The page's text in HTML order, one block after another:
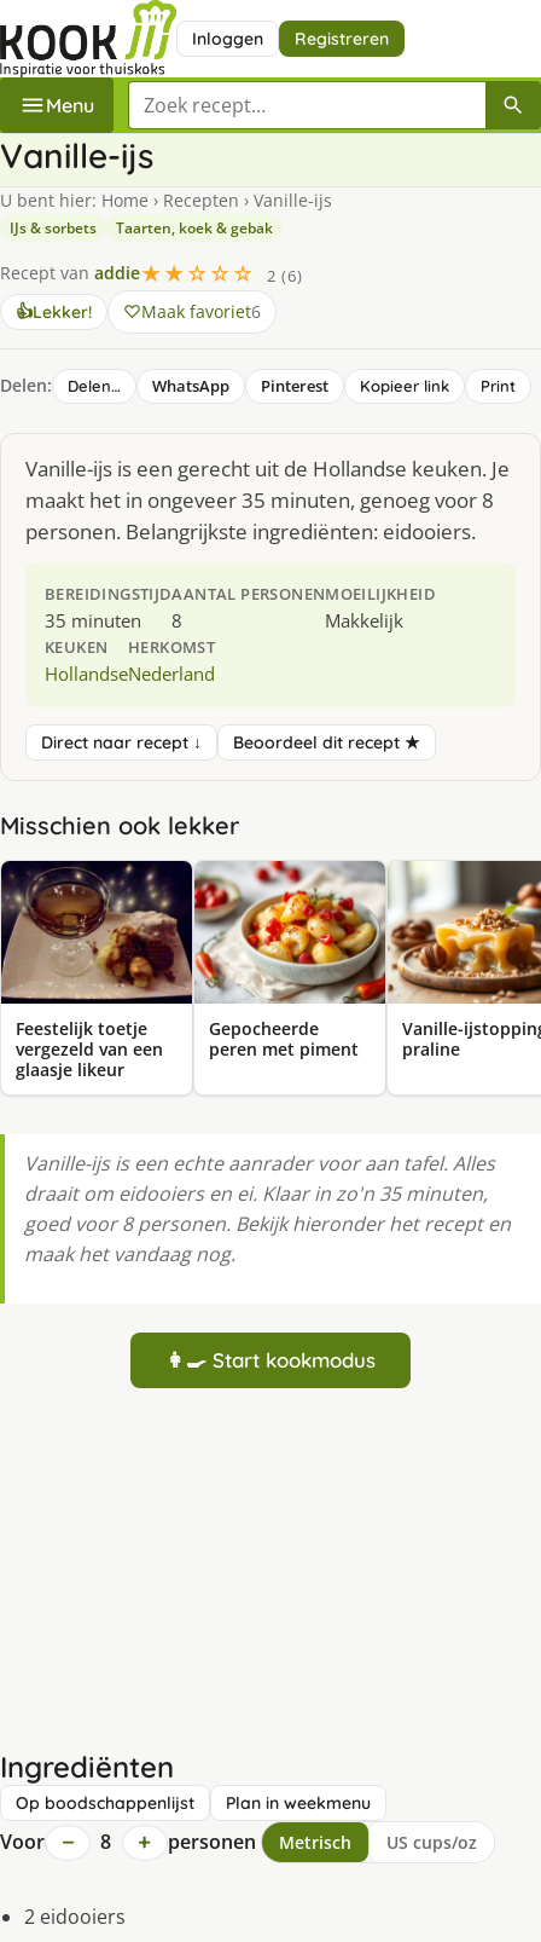
Inloggen Registreren
Menu Zoek een recept
Vanille-ijs
U bent hier: Home › Recepten › Vanille-ijs
IJs & sorbets Taarten, koek & gebak
Recept van addie★★☆☆☆
2 (6)
👍Lekker! Maak favoriet6
Delen: Delen… WhatsApp Pinterest Kopieer link Print
Vanille-ijs is een gerecht uit de Hollandse keuken. Je
maakt het in ongeveer 35 minuten, genoeg voor 8
personen. Belangrijkste ingrediënten: eidooiers.
BEREIDINGSTIJD
35 minuten
AANTAL PERSONEN
8
MOEILIJKHEID
Makkelijk
KEUKEN
Hollandse
HERKOMST
Nederland
Direct naar recept ↓ Beoordeel dit recept ★
Misschien ook lekker
Feestelijk toetje
vergezeld van een
glaasje likeur
Gepocheerde
peren met piment
Va­nil­le-
pra­li­ne
Vanille-ijs is een echte aanrader voor aan tafel. Alles
draait om eidooiers en ei. Klaar in zo'n 35 minuten,
goed voor 8 personen. Bekijk hieronder het recept en
maak het vandaag nog.
👩‍🍳 Start kookmodus
Ingrediënten
Op boodschappenlijst Plan in weekmenu
Voor − 8 + personen Metrisch US cups/oz
2 eidooiers